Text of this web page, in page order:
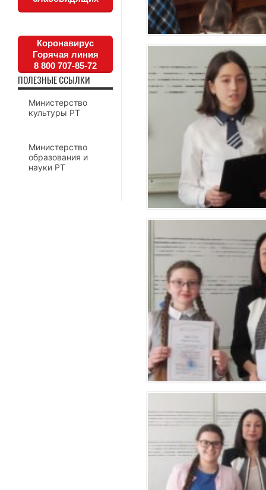
Коронавирус
Горячая линия
8 800 707-85-72
ПОЛЕЗНЫЕ ССЫЛКИ
Министерство
культуры РТ
Министерство
образования и
науки РТ